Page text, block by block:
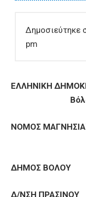
Δημοσιεύτηκε
pm
Βόλος 2/
ΝΟΜΟΣ
Αρ.
ΔΗΜΟΣ ΒΟΛΟΥ
Δ/ΝΣΗ ΠΡΑΣΙΝΟΥ